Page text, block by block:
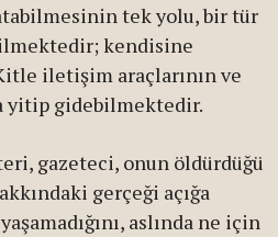
tek yolu, bir tür
kendisine
iletişim araçlarının ve
yitip gidebilmektedir.
gazeteci, onun öldürdüğü
gerçeği açığa
aslında ne için